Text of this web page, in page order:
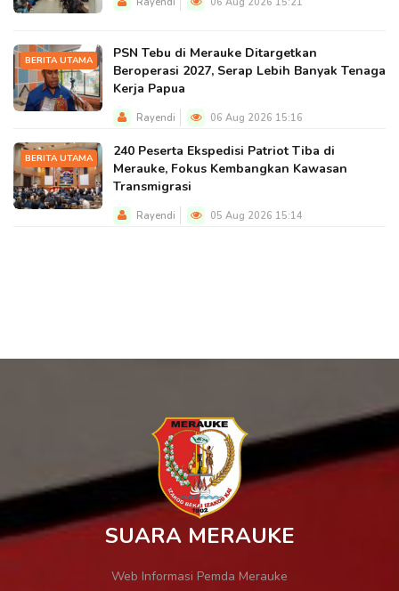
BERITA UTAMA
PSN Tebu di Merauke Ditargetkan
Beroperasi 2027, Serap Lebih Banyak Tenaga
Kerja Papua
Rayendi 06 Aug 2026 15:16
BERITA UTAMA
240 Peserta Ekspedisi Patriot Tiba di
Merauke, Fokus Kembangkan Kawasan
Transmigrasi
Rayendi 05 Aug 2026 15:14
SUARA MERAUKE
Web Informasi Pemda Merauke